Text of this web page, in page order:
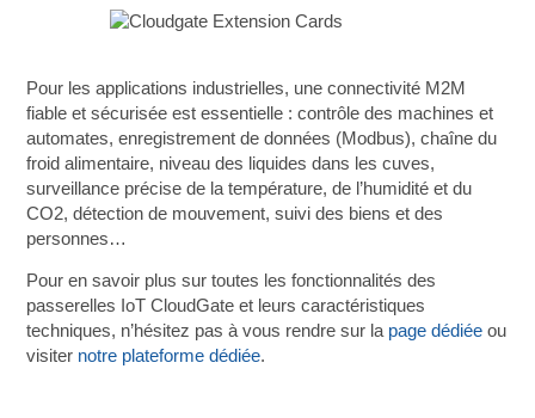
Pour les applications industrielles, une connectivité M2M
fiable et sécurisée est essentielle : contrôle des machines et
automates, enregistrement de données (Modbus), chaîne du
froid alimentaire, niveau des liquides dans les cuves,
surveillance précise de la température, de l’humidité et du
CO2, détection de mouvement, suivi des biens et des
personnes…
Pour en savoir plus sur toutes les fonctionnalités des
passerelles IoT CloudGate et leurs caractéristiques
techniques, n’hésitez pas à vous rendre sur la page dédiée ou
visiter notre plateforme dédiée.